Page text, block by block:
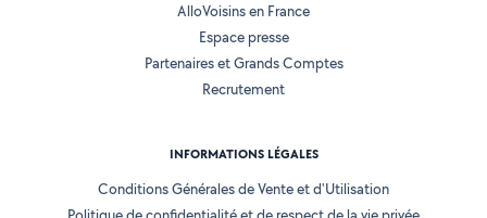
AlloVoisins en France
Espace presse
Partenaires et Grands Comptes
Recrutement
INFORMATIONS LÉGALES
Conditions Générales de Vente et d'Utilisation